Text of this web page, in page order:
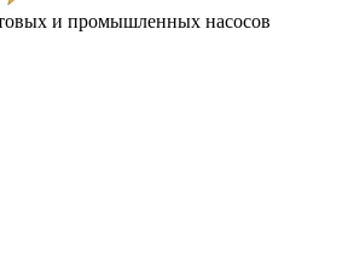
и промышленных насосов